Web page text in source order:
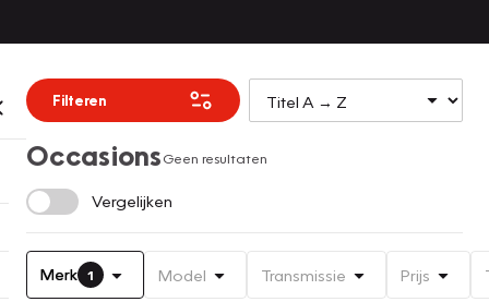
Filteren
OccasionsGeen resultaten
Vergelijken
Merk 1 Model Transmissie Prijs